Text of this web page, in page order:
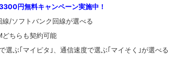
円無料キャンペーン実施中！
線/ソフトバンク回線が選べる
ちらも契約可能
選ぶ｢マイピタ｣、通信速度で選ぶ｢マイそく｣が選べる